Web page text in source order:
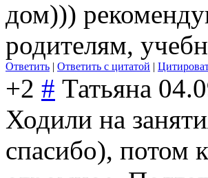
дом)))
родителям,
Ответить | Ответить с цитатой |
+2 # Татьяна
Ходили на
спасибо), потом